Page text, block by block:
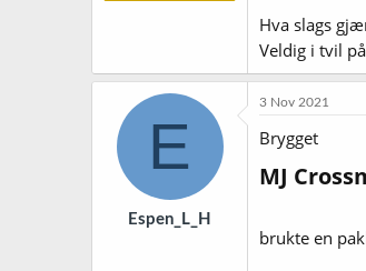
Hva slags
Veldig i tvil
E
Espen_L_H
3 Nov 2021
Brygget
MJ
brukte en